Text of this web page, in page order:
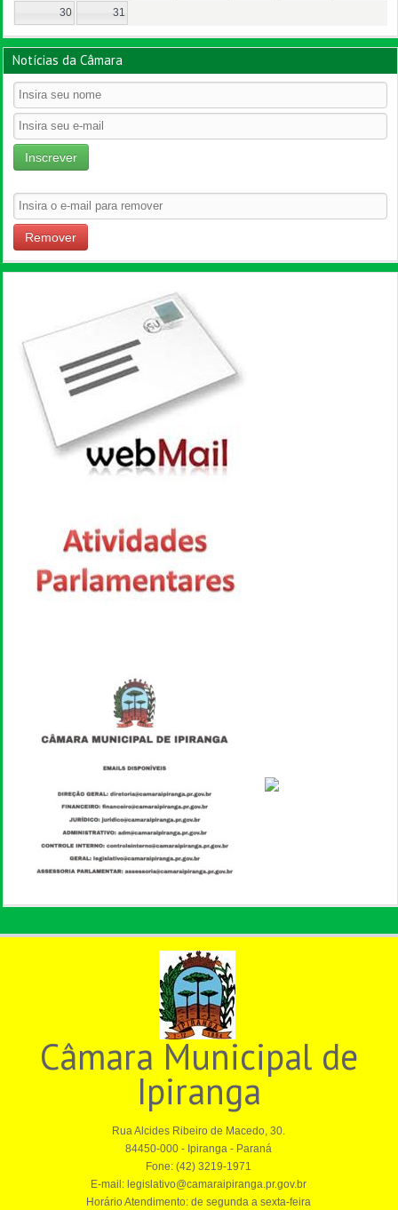
30 31
Notícias da Câmara
Inscrever
Remover
Câmara Municipal de
Ipiranga
Rua Alcides Ribeiro de Macedo, 30.
84450-000 - Ipiranga - Paraná
Fone: (42) 3219-1971
E-mail: legislativo@camaraipiranga.pr.gov.br
Horário Atendimento: de segunda a sexta-feira